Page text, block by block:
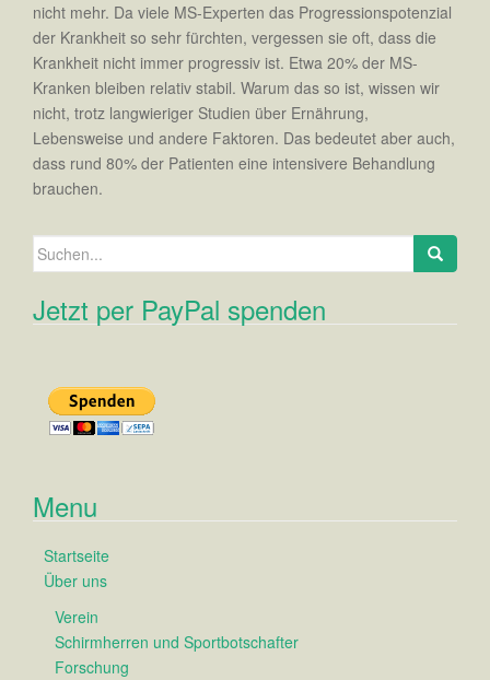
nicht mehr. Da viele MS-Experten das Progressionspotenzial
der Krankheit so sehr fürchten, vergessen sie oft, dass die
Krankheit nicht immer progressiv ist. Etwa 20% der MS-
Kranken bleiben relativ stabil. Warum das so ist, wissen wir
nicht, trotz langwieriger Studien über Ernährung,
Lebensweise und andere Faktoren. Das bedeutet aber auch,
dass rund 80% der Patienten eine intensivere Behandlung
brauchen.
Suchen nach:
Jetzt per PayPal spenden
Menu
Startseite
Über uns
Verein
Schirmherren und Sportbotschafter
Forschung